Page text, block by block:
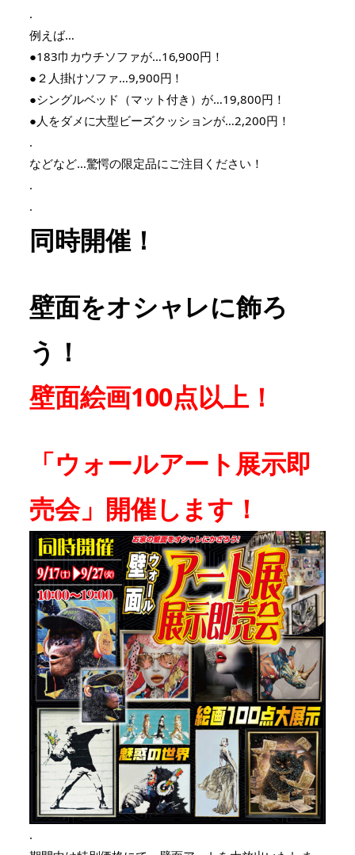
.
例えば…
●183巾カウチソファが…16,900円！
●２人掛けソファ…9,900円！
●シングルベッド（マット付き）が…19,800円！
●人をダメに大型ビーズクッションが…2,200円！
.
などなど…驚愕の限定品にご注目ください！
.
.
同時開催！
壁面をオシャレに飾ろ
う！
壁面絵画100点以上！
「ウォールアート展示即
売会」開催します！
.